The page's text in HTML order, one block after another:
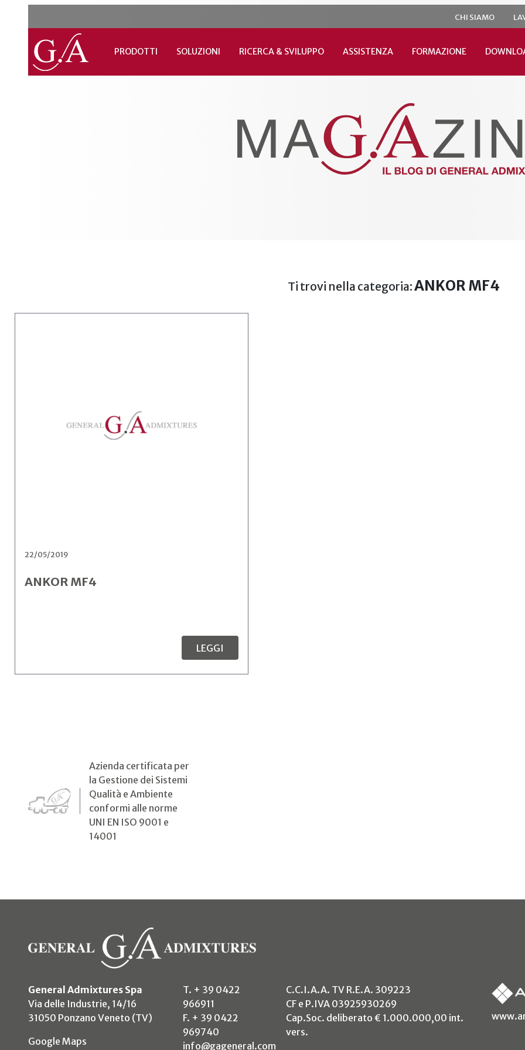
CHI SIAMO
PRODOTTI SOLUZIONI RICERCA & SVILUPPO ASSISTENZA FORMAZIONE
Ti trovi nella categoria:ANKOR MF4
22/05/2019
ANKOR MF4
LEGGI
Azienda certificata per
la Gestione dei Sistemi
Qualità e Ambiente
conformi alle norme
UNI EN ISO 9001 e
14001
General Admixtures Spa
Via delle Industrie, 14/16
31050 Ponzano Veneto (TV)
Google Maps (si apre in un nuovo tab)
T. + 39 0422
966911
F. + 39 0422
969740
info@gageneral.com
C.C.I.A.A. TV R.E.A. 309223
CF e P.IVA 03925930269
Cap.Soc. deliberato € 1.000.000,00 int.
vers.